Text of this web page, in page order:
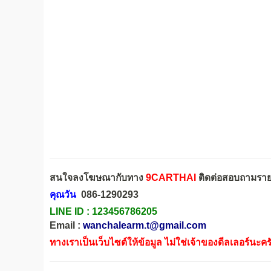
สนใจลงโฆษณากับทาง 9CARTHAI ติดต่อสอบถามรา
คุณวัน 086-1290293
LINE ID : 123456786205
Email : wanchalearm.t@gmail.com
ทางเราเป็นเว็บไซต์ให้ข้อมูล ไม่ใช่เจ้าของดีลเลอร์นะค